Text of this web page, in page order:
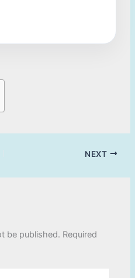
NEXT
be published. Required